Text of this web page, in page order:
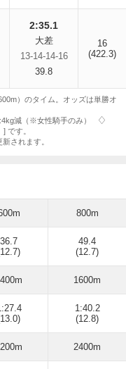
2:35.1
大差
13-14-14-16
39.8
16
(422.3)
）のタイム。オッズは単勝オ
:4kg減（※女性騎手のみ）
です。
されます。
800m
36.7
49.4
(12.7)
1600m
1:40.2
(12.8)
2400m